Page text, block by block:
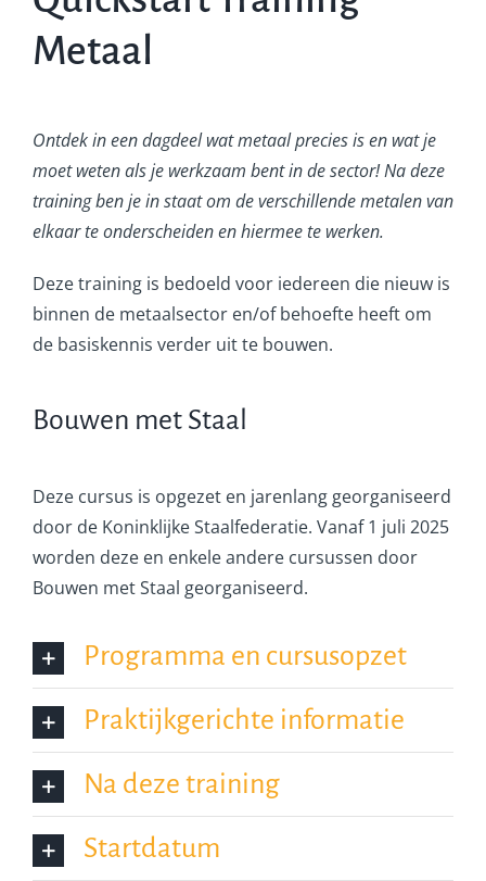
Metaal
Ontdek in een dagdeel wat metaal precies is en wat je
moet weten als je werkzaam bent in de sector! Na deze
training ben je in staat om de verschillende metalen van
elkaar te onderscheiden en hiermee te werken.
Deze training is bedoeld voor iedereen die nieuw is
binnen de metaalsector en/of behoefte heeft om
de basiskennis verder uit te bouwen.
Bouwen met Staal
Deze cursus is opgezet en jarenlang georganiseerd
door de Koninklijke Staalfederatie. Vanaf 1 juli 2025
worden deze en enkele andere cursussen door
Bouwen met Staal georganiseerd.
Programma en cursusopzet
Praktijkgerichte informatie
Na deze training
Startdatum